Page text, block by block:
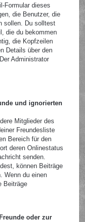
Formular dieses
die Benutzer, die
sollen. Du solltest
die du bekommen
die Kopfzeilen
Details über den
Administrator
und ignorierten
Mitglieder des
Freundesliste
Bereich für den
deren Onlinestatus
senden.
können Beiträge
Wenn du einen
Beiträge
oder zur